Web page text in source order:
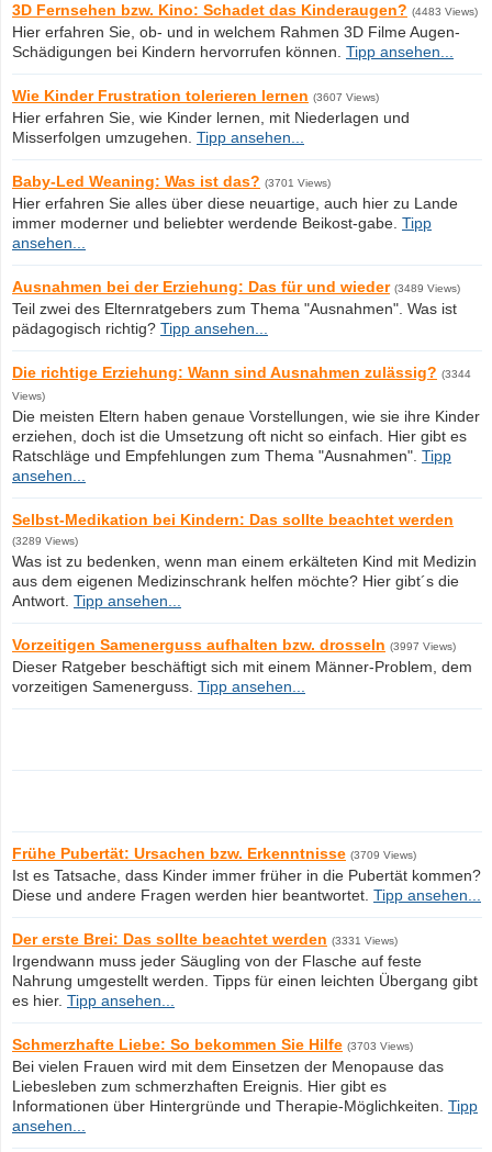
3D Fernsehen bzw. Kino: Schadet das Kinderaugen? (4483 Views)
Hier erfahren Sie, ob- und in welchem Rahmen 3D Filme Augen-
Schädigungen bei Kindern hervorrufen können. Tipp ansehen...
Wie Kinder Frustration tolerieren lernen (3607 Views)
Hier erfahren Sie, wie Kinder lernen, mit Niederlagen und
Misserfolgen umzugehen. Tipp ansehen...
Baby-Led Weaning: Was ist das? (3701 Views)
Hier erfahren Sie alles über diese neuartige, auch hier zu Lande
immer moderner und beliebter werdende Beikost-gabe. Tipp
ansehen...
Ausnahmen bei der Erziehung: Das für und wieder (3489 Views)
Teil zwei des Elternratgebers zum Thema "Ausnahmen". Was ist
pädagogisch richtig? Tipp ansehen...
Die richtige Erziehung: Wann sind Ausnahmen zulässig? (3344
Views)
Die meisten Eltern haben genaue Vorstellungen, wie sie ihre Kinder
erziehen, doch ist die Umsetzung oft nicht so einfach. Hier gibt es
Ratschläge und Empfehlungen zum Thema "Ausnahmen". Tipp
ansehen...
Selbst-Medikation bei Kindern: Das sollte beachtet werden
(3289 Views)
Was ist zu bedenken, wenn man einem erkälteten Kind mit Medizin
aus dem eigenen Medizinschrank helfen möchte? Hier gibt´s die
Antwort. Tipp ansehen...
Vorzeitigen Samenerguss aufhalten bzw. drosseln (3997 Views)
Dieser Ratgeber beschäftigt sich mit einem Männer-Problem, dem
vorzeitigen Samenerguss. Tipp ansehen...
Frühe Pubertät: Ursachen bzw. Erkenntnisse (3709 Views)
Ist es Tatsache, dass Kinder immer früher in die Pubertät kommen?
Diese und andere Fragen werden hier beantwortet. Tipp ansehen...
Der erste Brei: Das sollte beachtet werden (3331 Views)
Irgendwann muss jeder Säugling von der Flasche auf feste
Nahrung umgestellt werden. Tipps für einen leichten Übergang gibt
es hier. Tipp ansehen...
Schmerzhafte Liebe: So bekommen Sie Hilfe (3703 Views)
Bei vielen Frauen wird mit dem Einsetzen der Menopause das
Liebesleben zum schmerzhaften Ereignis. Hier gibt es
Informationen über Hintergründe und Therapie-Möglichkeiten. Tipp
ansehen...